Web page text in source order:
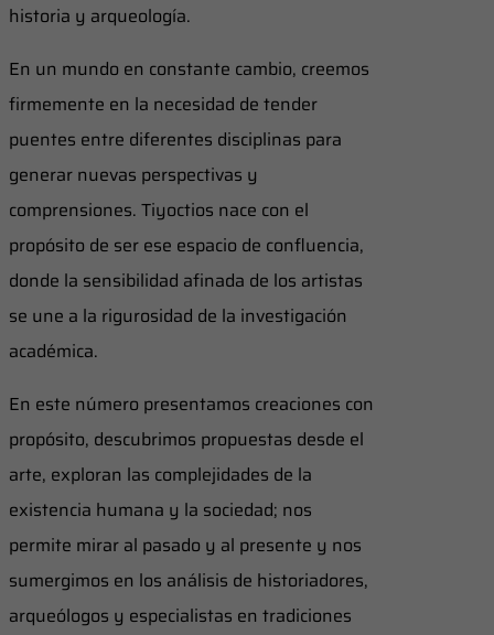
historia y arqueología.
En un mundo en constante cambio, creemos
firmemente en la necesidad de tender
puentes entre diferentes disciplinas para
generar nuevas perspectivas y
comprensiones. Tiyoctios nace con el
propósito de ser ese espacio de confluencia,
donde la sensibilidad afinada de los artistas
se une a la rigurosidad de la investigación
académica.
En este número presentamos creaciones con
propósito, descubrimos propuestas desde el
arte, exploran las complejidades de la
existencia humana y la sociedad; nos
permite mirar al pasado y al presente y nos
sumergimos en los análisis de historiadores,
arqueólogos y especialistas en tradiciones